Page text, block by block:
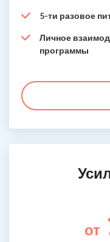
5-ти разовое
Личное
программы
от